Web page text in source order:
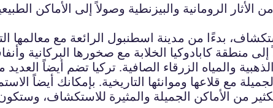
الأثار الرومانية والبيزنطية وصولاً إلى الأماكن
بدءًا من مدينة اسطنبول الرائعة مع معالمها
منطقة كابادوكيا الخلابة مع صخورها البركانية
والمياه الزرقاء الصافية. تركيا تضم أيضاً
مع قلاعها وموانئها التاريخية. بإمكانك أيضاً
من الأماكن الجميلة والمثيرة للاستكشاف،